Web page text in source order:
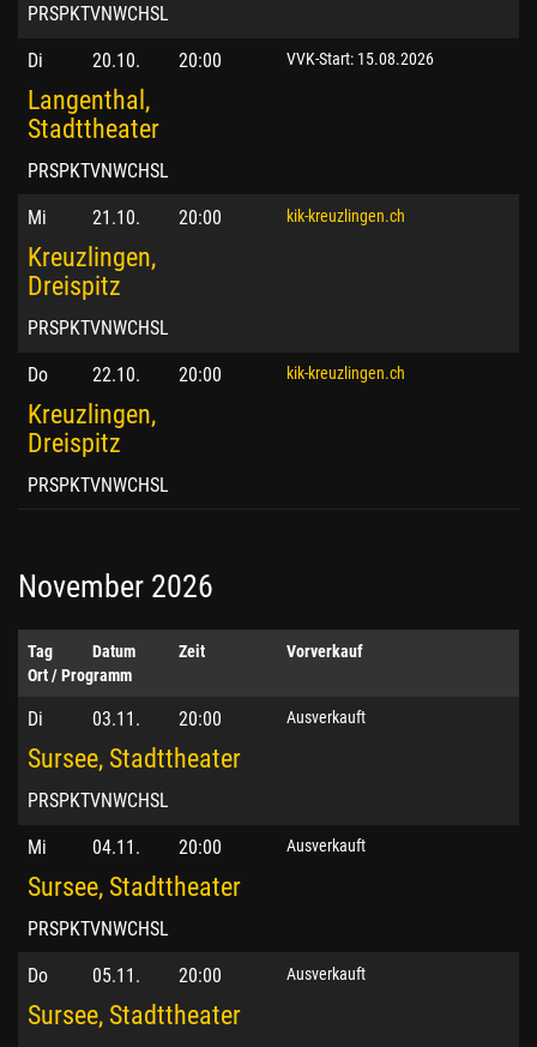
PRSPKTVNWCHSL
Di 20.10. 20:00
Langenthal,
Stadttheater
PRSPKTVNWCHSL
VVK-Start: 15.08.2026
Mi 21.10. 20:00
Kreuzlingen,
Dreispitz
PRSPKTVNWCHSL
kik-kreuzlingen.ch
Do 22.10. 20:00
Kreuzlingen,
Dreispitz
PRSPKTVNWCHSL
kik-kreuzlingen.ch
November 2026
Tag Datum
Zeit
Ort / Programm
Vorverkauf
Di 03.11. 20:00
Sursee, Stadttheater
PRSPKTVNWCHSL
Ausverkauft
Mi 04.11. 20:00
Sursee, Stadttheater
PRSPKTVNWCHSL
Ausverkauft
Do 05.11. 20:00
Sursee, Stadttheater
Ausverkauft